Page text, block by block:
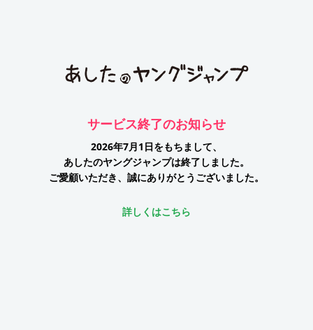
サービス終了のお知らせ
2026年7月1日をもちまして、
あしたのヤングジャンプは終了しました。
ご愛顧いただき、誠にありがとうございました。
詳しくはこちら